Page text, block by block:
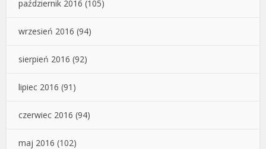
październik 2016 (105)
wrzesień 2016 (94)
sierpień 2016 (92)
lipiec 2016 (91)
czerwiec 2016 (94)
maj 2016 (102)